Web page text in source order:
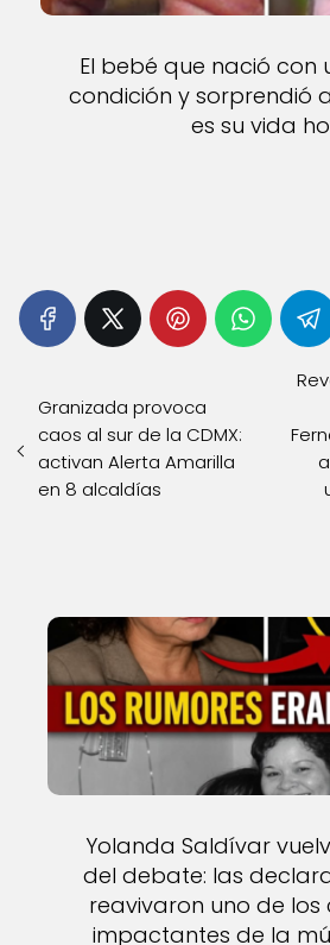
El bebé que nació con
condición y sorprendió
es su vida
Granizada provoca
caos al sur de la CDMX:
activan Alerta Amarilla
en 8 alcaldías
Yolanda Saldívar
del debate: las
reavivaron uno de los
impactantes de la